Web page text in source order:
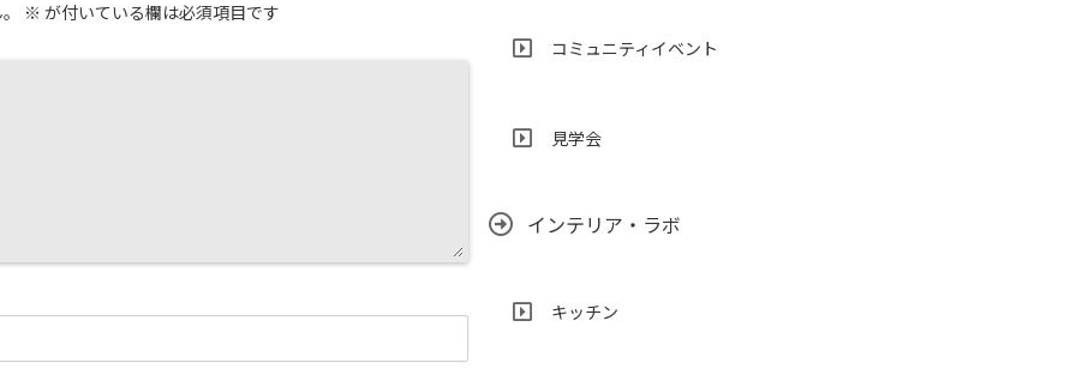
※ が付いている欄は必須項目です
コミュニティイベント
見学会
インテリア・ラボ
キッチン